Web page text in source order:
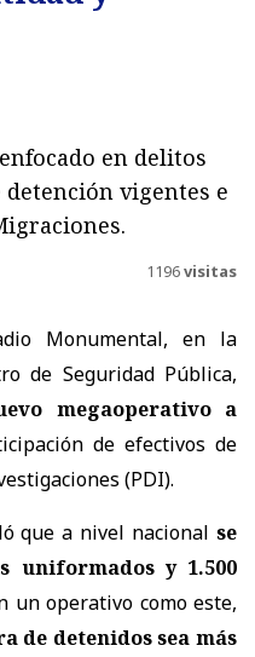
en delitos
vigentes e
1196visitas
Monumental, en la
de Seguridad Pública,
megaoperativo a
de efectivos de
(PDI).
que a nivel nacional se
uniformados y 1.500
un operativo como este,
de detenidos sea más